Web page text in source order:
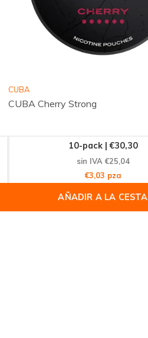
CUBA
CUBA Cherry Strong
10-pack | €30,30
sin IVA €25,04
€3,03 pza
AÑADIR A LA CESTA